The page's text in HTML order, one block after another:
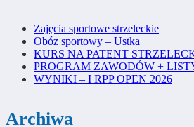
Zajęcia sportowe strzeleckie
Obóz sportowy – Ustka
KURS NA PATENT
PROGRAM ZAWODÓW +
WYNIKI – I RPP OPEN 2026
Archiwa